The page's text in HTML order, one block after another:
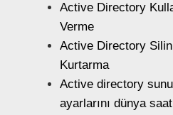
Active Directory
Verme
Active Directory
Kurtarma
Active directory
ayarlarını dünya